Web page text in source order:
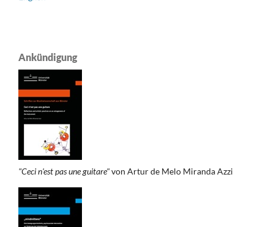
Ankündigung
"Ceci n'est pas une guitare"von Artur de Melo Miranda Azzi